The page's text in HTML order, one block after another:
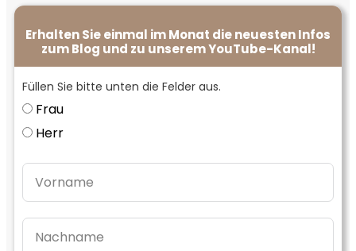
Erhalten Sie einmal im Monat die neuesten Infos
zum Blog und zu unserem YouTube-Kanal!
Füllen Sie bitte unten die Felder aus.
Frau
Herr